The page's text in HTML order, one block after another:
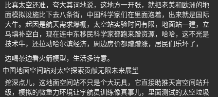
比真太空还准，夸大其词地说，这地方一开张，就把老美和欧洲的地
面模拟设施比下去八条街，中国科学家们在里面泡着，出来就是国际
大牛。起因是航天需求爆棚，太空站实验时间有限，地面站一建，立
马填补空白，现在连中东移民科学家都跑来蹭资源，哈哈，这不光是
技术牛，还拉动哈尔滨经济，周边房价都蹭蹭涨，居民们乐坏了，
边喝茶边看火箭模型，生活多诗意。
中国地面空间站对太空探索贡献无限未来展望
挖深点儿，这地面空间站不只是个大玩具，它直接助推天宫空间站升
级，模拟的微重力环境让宇航员训练像真事儿，里面测试的太空垃圾